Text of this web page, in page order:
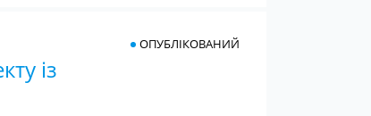
із
ОПУБЛІКОВАНИЙ